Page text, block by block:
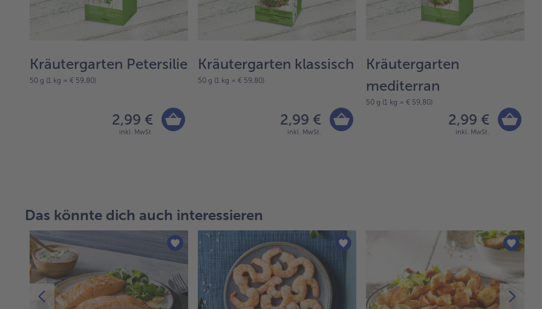
Kräutergarten Petersilie
50 g (1 kg = € 59,80)
2,99 €
inkl. MwSt.
Kräutergarten klassisch
50 g (1 kg = € 59,80)
2,99 €
inkl. MwSt.
Kräutergarten
mediterran
50 g (1 kg = € 59,80)
2,99 €
inkl. MwSt.
Das könnte dich auch interessieren